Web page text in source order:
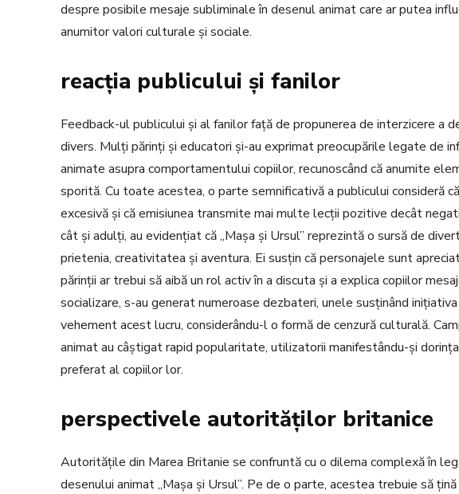
despre posibile mesaje subliminale în desenul animat care ar putea
anumitor valori culturale și sociale.
reacția publicului și fanilor
Feedback-ul publicului și al fanilor față de propunerea de interzicere a
divers. Mulți părinți și educatori și-au exprimat preocupările legate de
animate asupra comportamentului copiilor, recunoscând că anumite
sporită. Cu toate acestea, o parte semnificativă a publicului consideră
excesivă și că emisiunea transmite mai multe lecții pozitive decât
cât și adulți, au evidențiat că „Mașa și Ursul” reprezintă o sursă de
prietenia, creativitatea și aventura. Ei susțin că personajele sunt
părinții ar trebui să aibă un rol activ în a discuta și a explica copiilor
socializare, s-au generat numeroase dezbateri, unele susținând
vehement acest lucru, considerându-l o formă de cenzură culturală.
animat au câștigat rapid popularitate, utilizatorii manifestându-și
preferat al copiilor lor.
perspectivele autorităților britanice
Autoritățile din Marea Britanie se confruntă cu o dilema complexă în
desenului animat „Mașa și Ursul”. Pe de o parte, acestea trebuie să